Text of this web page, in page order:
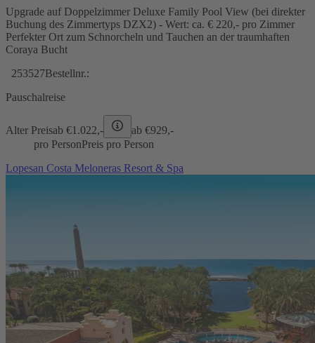
Upgrade auf Doppelzimmer Deluxe Family Pool View (bei direkter
Buchung des Zimmertyps DZX2) - Wert: ca. € 220,- pro Zimmer
Perfekter Ort zum Schnorcheln und Tauchen an der traumhaften
Coraya Bucht
253527Bestellnr.:
Pauschalreise
Alter Preisab €1.022,- ab €929,-
pro PersonPreis pro Person
Lopesan Costa Meloneras Resort & Spa